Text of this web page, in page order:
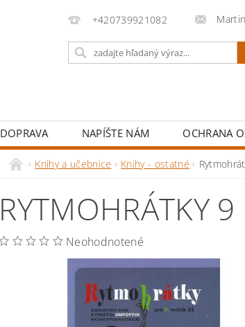
+420739921082
DOPRAVA NAPÍŠTE NÁM OCHRANA
Knihy a učebnice Knihy - ostatné
RYTMOHRÁTKY 9
Neohodnotené